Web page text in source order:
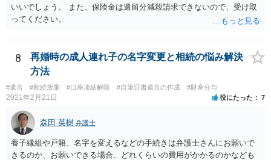
いいでしょう。 また、保険金は遺留分減殺請求できないので、受け取
ってください。
8
再婚時の成人連れ子の名字変更と相続の悩み解決
方法
#遺言 #相続放棄 #口座凍結解除 #自筆証書遺言の作成 #財産分与
2021年2月21日 役にたった 7
森田 英樹 弁護士
養子縁組や戸籍、名字を変えるなどの手続きは弁護士さんにお願いで
きるのか、お願いできる場合、どれくらいの費用がかかるのかなども